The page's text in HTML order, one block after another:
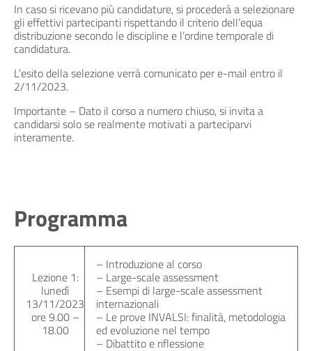
In caso si ricevano più candidature, si procederà a selezionare
gli effettivi partecipanti rispettando il criterio dell’equa
distribuzione secondo le discipline e l’ordine temporale di
candidatura.
L’esito della selezione verrà comunicato per e-mail entro il
2/11/2023.
Importante – Dato il corso a numero chiuso, si invita a
candidarsi solo se realmente motivati a parteciparvi
interamente.
Programma
Lezione 1:
lunedì
13/11/2023
ore 9.00 –
18.00
– Introduzione al corso
– Large-scale assessment
– Esempi di large-scale assessment
internazionali
– Le prove INVALSI: finalità, metodologia
ed evoluzione nel tempo
– Dibattito e riflessione